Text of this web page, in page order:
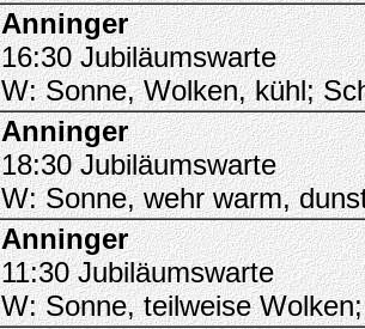
Anninger
16:30 Jubiläumswarte
W: Sonne, Wolken, kühl;
Anninger
18:30 Jubiläumswarte
W: Sonne, wehr warm,
Anninger
11:30 Jubiläumswarte
W: Sonne, teilweise